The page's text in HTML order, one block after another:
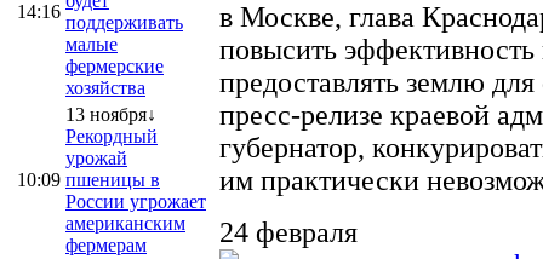
14:16
поддерживать
малые
фермерские
хозяйства
10:09
13 ноября↓
Рекордный
урожай
пшеницы в
России угрожает
американским
фермерам
в Москве, глава
повысить эффективность
предоставлять землю
пресс-релизе краевой
губернатор,
им практически
24 февраля